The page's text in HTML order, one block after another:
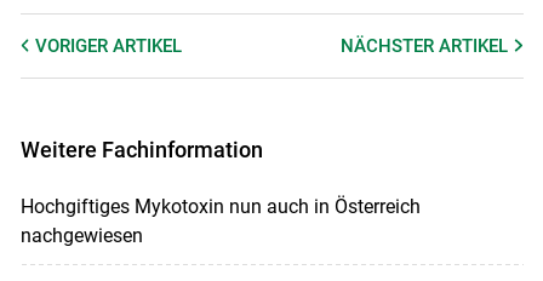
VORIGER ARTIKEL NÄCHSTERARTIKEL
Weitere Fachinformation
Hochgiftiges Mykotoxin nun auch in Österreich
nachgewiesen